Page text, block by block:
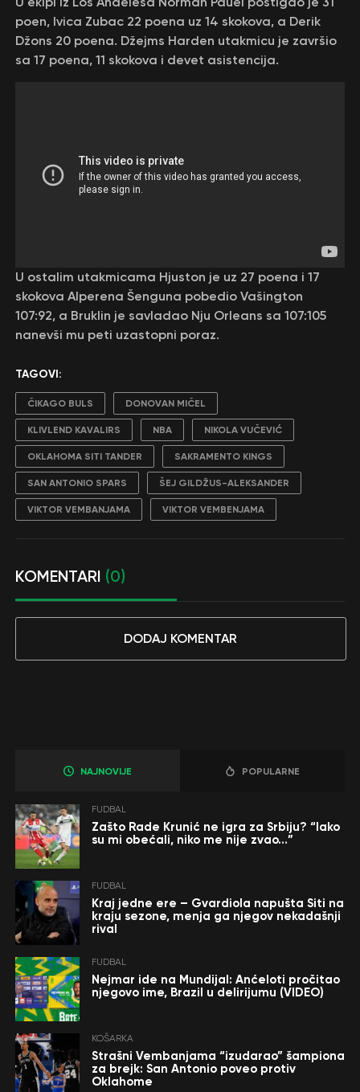
poen, Ivica Zubac 22 poena uz 14 skokova, a Derik
Džons 20 poena. Džejms Harden utakmicu je završio
sa 17 poena, 11 skokova i devet asistencija.
U ostalim utakmicama Hjuston je uz 27 poena i 17
skokova Alperena Šenguna pobedio Vašington
107:92, a Bruklin je savladao Nju Orleans sa 107:105
nanevši mu peti uzastopni poraz.
TAGOVI:
ČIKAGO BULS DONOVAN MIČEL
KLIVLEND KAVALIRS NBA NIKOLA VUČEVIĆ
OKLAHOMA SITI TANDER SAKRAMENTO KINGS
SAN ANTONIO SPARS ŠEJ GILDŽUS-ALEKSANDER
VIKTOR VEMBANJAMA VIKTOR VEMBENJAMA
KOMENTARI (0)
DODAJ KOMENTAR
NAJNOVIJE POPULARNE
FUDBAL
Zašto Rade Krunić ne igra za Srbiju? “Iako
su mi obećali, niko me nije zvao…”
FUDBAL
Kraj jedne ere – Gvardiola napušta Siti na
kraju sezone, menja ga njegov nekadašnji
rival
FUDBAL
Nejmar ide na Mundijal: Anćeloti pročitao
njegovo ime, Brazil u delirijumu (VIDEO)
KOŠARKA
Strašni Vembanjama “izudarao” šampiona
za brejk: San Antonio poveo protiv
Oklahome